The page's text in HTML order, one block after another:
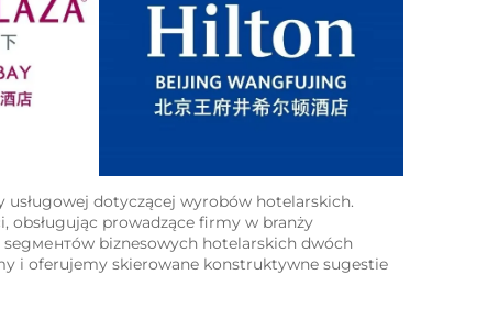
usługowej dotyczącej wyrobów hotelarskich.
obsługując prowadzące firmy w branży
biznesowych hotelarskich dwóch
i oferujemy skierowane konstruktywne sugestie